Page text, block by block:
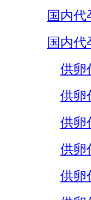
国内代
国内代
供卵
供卵
供卵
供卵
供卵